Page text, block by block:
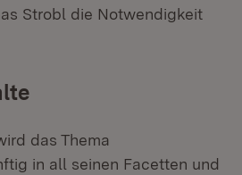
Strobl die Notwendigkeit
das Thema
in all seinen Facetten und